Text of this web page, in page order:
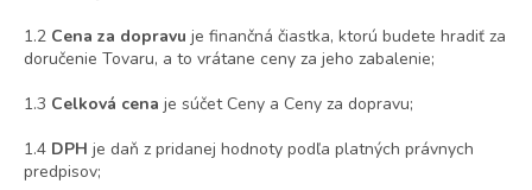
1.2 Cena za dopravu je finančná čiastka, ktorú budete hradiť za
doručenie Tovaru, a to vrátane ceny za jeho zabalenie;
1.3 Celková cena je súčet Ceny a Ceny za dopravu;
1.4 DPH je daň z pridanej hodnoty podľa platných právnych
predpisov;